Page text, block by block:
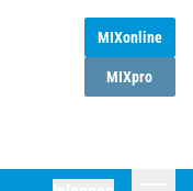
MIXonline
MIXpro